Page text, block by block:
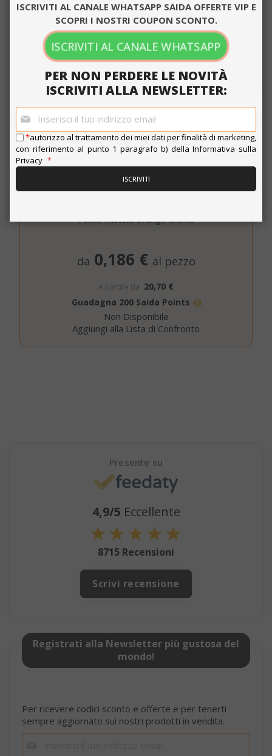
Point, miscela Orange Crema
da 0,186 € al pezzo
A partire da 20,70 €
Guadagna 200 Saida Points
Non Disponibile
Aggiungi alla Lista di Confronto
Presente su
4,9/5 Eccellente
★★★★★
8715 Recensioni
Scrivi recensione
Registrati alla Newsletter più gustosa del
mondo!
Per ricevere codici sconto e offerte e per tenerti
sempre aggiornato sui nostri prodotti in vendita.
ACCETTA TUTTO
MOSTRA DETTAGLI
Strettamente necessari
Performance
Targeting
Funzionalità
consentono le funzionalità principali del
essere utilizzato correttamente senza i
NOME
_GRECAPTCHA Google
ISCRIVITI AL CANALE WHATSAPP SAIDA OFFERTE VIP E
SCOPRI I NOSTRI COUPON SCONTO.
ISCRIVITI AL CANALE WHATSAPP
PER NON PERDERE LE NOVITÀ
ISCRIVITI ALLA NEWSLETTER:
alla
nostra
newsletter:
*autorizzo al trattamento dei miei dati per finalità di marketing,
con riferimento al punto 1 paragrafo b) dellaInformativa sulla
Privacy
ISCRIVITI